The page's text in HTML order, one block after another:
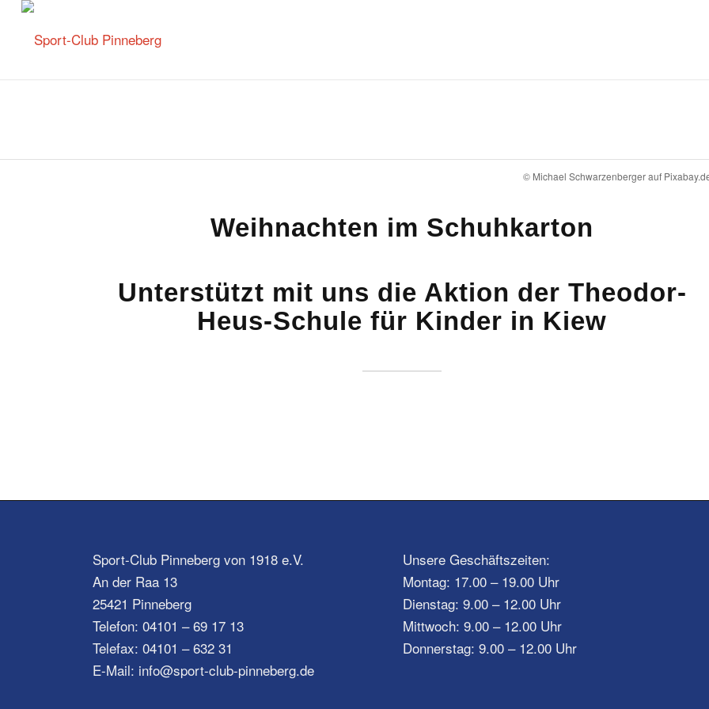
© Michael Schwarzenberger auf
Weihnachten im Schuhkarton
Unterstützt mit uns die Aktion der Theodor-
Heus-Schule für Kinder in Kiew
Sport-Club Pinneberg von 1918 e.V.
An der Raa 13
25421 Pinneberg
Telefon: 04101 – 69 17 13
Telefax: 04101 – 632 31
E-Mail: info@sport-club-pinneberg.de
Unsere Geschäftszeiten:
Montag: 17.00 – 19.00 Uhr
Dienstag: 9.00 – 12.00 Uhr
Mittwoch: 9.00 – 12.00 Uhr
Donnerstag: 9.00 – 12.00 Uhr